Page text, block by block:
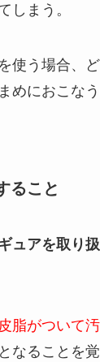
しまう。
使う場合、
めにおこな
ること
ュアを取り
脂がついて
なることを覚